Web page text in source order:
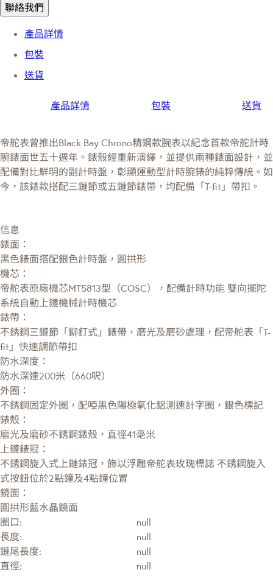
聯絡我們
產品詳情
包裝
送貨
產品詳情 包裝 送貨
帝舵表曾推出Black Bay Chrono精鋼款腕表以紀念首款帝舵計時
腕錶面世五十週年。錶殼經重新演繹，並提供兩種錶面設計，並
配備對比鮮明的副計時盤，彰顯運動型計時腕錶的純粹傳統。如
今，該錶款搭配三鏈節或五鏈節錶帶，均配備「T-fit」帶扣。
信息
錶面：
黑色錶面搭配銀色計時盤，圓拱形
機芯：
帝舵表原廠機芯MT5813型（COSC），配備計時功能 雙向擺陀
系統自動上鏈機械計時機芯
錶帶：
不銹鋼三鏈節「鉚釘式」錶帶，磨光及磨砂處理，配帝舵表「T-
fit」快速調節帶扣
防水深度：
防水深達200米（660呎）
外圈：
不銹鋼固定外圈，配啞黑色陽極氧化鋁測速計字圈，銀色標記
錶殼：
磨光及磨砂不銹鋼錶殼，直徑41毫米
上鏈錶冠：
不銹鋼旋入式上鏈錶冠，飾以浮雕帝舵表玫瑰標誌 不銹鋼旋入
式按鈕位於2點鐘及4點鐘位置
鏡面：
圓拱形藍水晶鏡面
圈口:
null
長度:
null
鏈尾長度:
null
直徑:
null